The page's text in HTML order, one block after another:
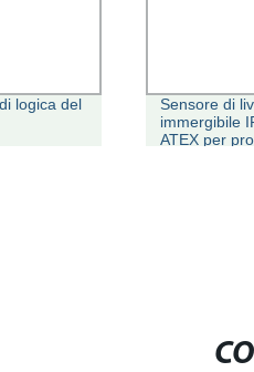
logica del
Sensore di
immergibile
ATEX per